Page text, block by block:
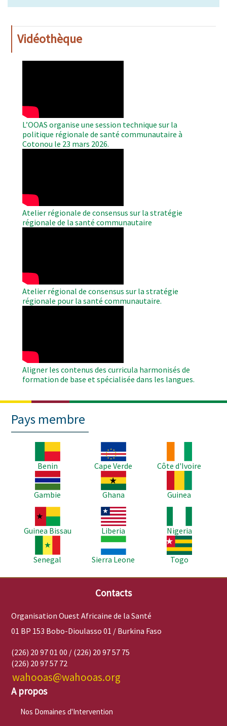
Vidéothèque
L’OOAS organise une session technique sur la
politique régionale de santé communautaire à
Cotonou le 23 mars 2026.
Atelier régionale de consensus sur la stratégie
régionale de la santé communautaire
Atelier régional de consensus sur la stratégie
régionale pour la santé communautaire.
Aligner les contenus des curricula harmonisés de
formation de base et spécialisée dans les langues.
Pays membre
Benin
Image
Cape Verde
Côte d'Ivoire
Image
Gambie
Image
Ghana
Guinea
Image
Guinea Bissau
Image
Liberia
Nigeria
Senegal
Image
Sierra Leone
Image
Togo
Contacts
Organisation Ouest Africaine de la Santé
01 BP 153 Bobo-Dioulasso 01 / Burkina Faso
(226) 20 97 01 00 / (226) 20 97 57 75
(226) 20 97 57 72
wahooas@wahooas.org
A propos
Nos Domaines d'Intervention